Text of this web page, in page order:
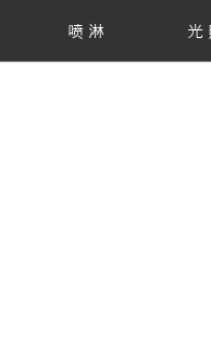
喷 淋 光